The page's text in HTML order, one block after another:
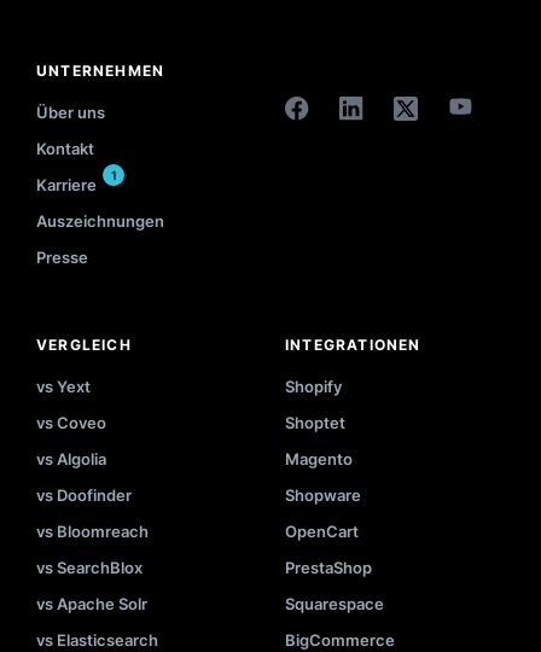
UNTERNEHMEN
Über uns
Kontakt
Karriere
1
Auszeichnungen
Presse
VERGLEICH
vs Yext
vs Coveo
vs Algolia
vs Doofinder
vs Bloomreach
vs SearchBlox
vs Apache Solr
vs Elasticsearch
INTEGRATIONEN
Shopify
Shoptet
Magento
Shopware
OpenCart
PrestaShop
Squarespace
BigCommerce